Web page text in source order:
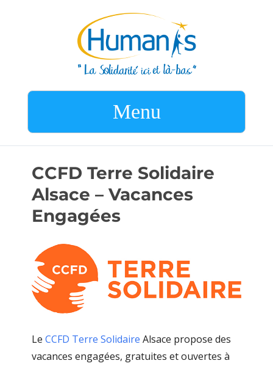
Menu
CCFD Terre Solidaire
Alsace – Vacances
Engagées
Le CCFD Terre Solidaire Alsace propose des
vacances engagées, gratuites et ouvertes à